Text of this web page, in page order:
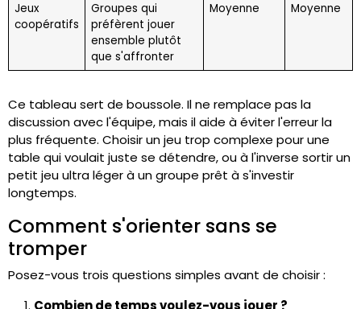
Jeux
coopératifs
Groupes qui
préfèrent jouer
ensemble plutôt
que s'affronter
Moyenne Moyenne
Ce tableau sert de boussole. Il ne remplace pas la
discussion avec l'équipe, mais il aide à éviter l'erreur la
plus fréquente. Choisir un jeu trop complexe pour une
table qui voulait juste se détendre, ou à l'inverse sortir un
petit jeu ultra léger à un groupe prêt à s'investir
longtemps.
Comment s'orienter sans se
tromper
Posez-vous trois questions simples avant de choisir :
Combien de temps voulez-vous jouer ?